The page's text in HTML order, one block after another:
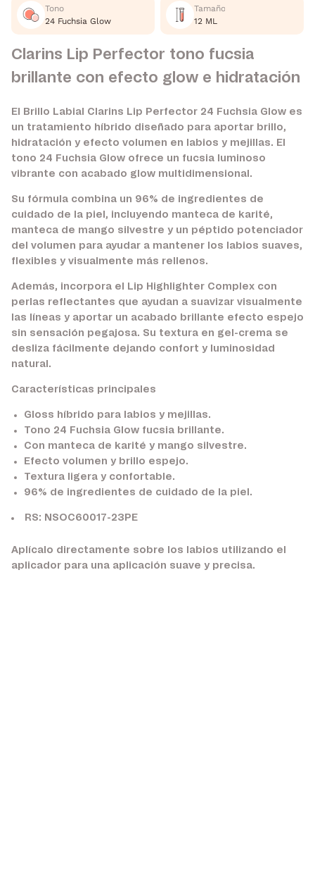
Tono
24 Fuchsia Glow
Tamaño
12 ML
Clarins Lip Perfector tono fucsia
brillante con efecto glow e hidratación
El Brillo Labial Clarins Lip Perfector 24 Fuchsia Glow es
un tratamiento híbrido diseñado para aportar brillo,
hidratación y efecto volumen en labios y mejillas. El
tono 24 Fuchsia Glow ofrece un fucsia luminoso
vibrante con acabado glow multidimensional.
Su fórmula combina un 96% de ingredientes de
cuidado de la piel, incluyendo manteca de karité,
manteca de mango silvestre y un péptido potenciador
del volumen para ayudar a mantener los labios suaves,
flexibles y visualmente más rellenos.
Además, incorpora el Lip Highlighter Complex con
perlas reflectantes que ayudan a suavizar visualmente
las líneas y aportar un acabado brillante efecto espejo
sin sensación pegajosa. Su textura en gel-crema se
desliza fácilmente dejando confort y luminosidad
natural.
Características principales
Gloss híbrido para labios y mejillas.
Tono 24 Fuchsia Glow fucsia brillante.
Con manteca de karité y mango silvestre.
Efecto volumen y brillo espejo.
Textura ligera y confortable.
96% de ingredientes de cuidado de la piel.
RS: NSOC60017-23PE
Aplícalo directamente sobre los labios utilizando el
aplicador para una aplicación suave y precisa.